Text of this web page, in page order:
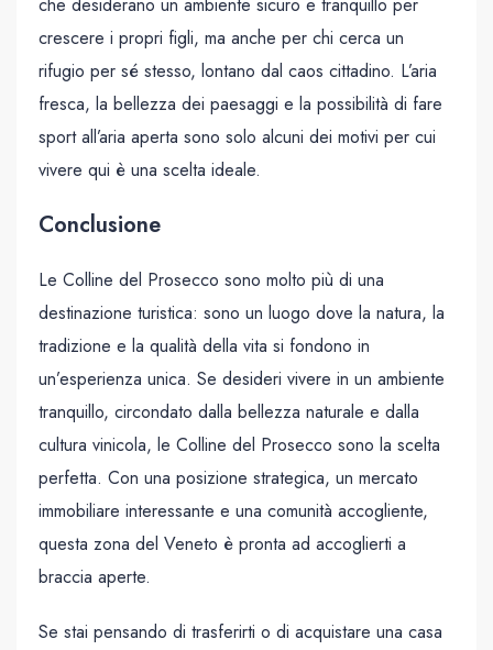
crescere i propri figli, ma anche per chi cerca un
rifugio per sé stesso, lontano dal caos cittadino. L’aria
fresca, la bellezza dei paesaggi e la possibilità di fare
sport all’aria aperta sono solo alcuni dei motivi per cui
vivere qui è una scelta ideale.
Conclusione
Le Colline del Prosecco sono molto più di una
destinazione turistica: sono un luogo dove la natura, la
tradizione e la qualità della vita si fondono in
un’esperienza unica. Se desideri vivere in un ambiente
tranquillo, circondato dalla bellezza naturale e dalla
cultura vinicola, le Colline del Prosecco sono la scelta
perfetta. Con una posizione strategica, un mercato
immobiliare interessante e una comunità accogliente,
questa zona del Veneto è pronta ad accoglierti a
braccia aperte.
Se stai pensando di trasferirti o di acquistare una casa